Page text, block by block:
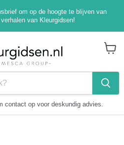
om op de hoogte te blijven van
van Kleurgidsen!
contact op voor deskundig advies.